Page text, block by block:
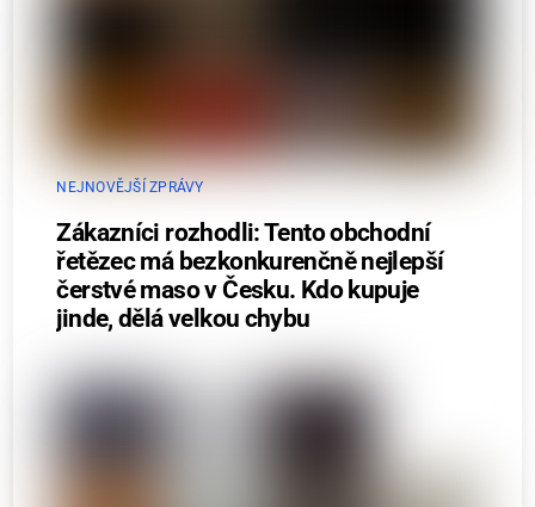
NEJNOVĚJŠÍ ZPRÁVY
Zákazníci rozhodli: Tento obchodní
řetězec má bezkonkurenčně nejlepší
čerstvé maso v Česku. Kdo kupuje
jinde, dělá velkou chybu